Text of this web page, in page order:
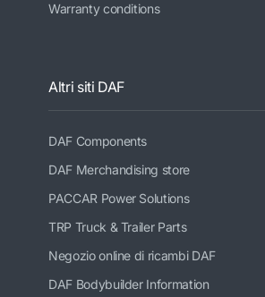
Warranty conditions
Altri siti DAF
DAF Components
DAF Merchandising store
PACCAR Power Solutions
TRP Truck & Trailer Parts
Negozio online di ricambi DAF
DAF Bodybuilder Information